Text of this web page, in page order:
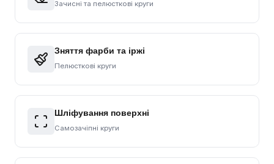
Зачисні та пелюсткові круги
Зняття фарби та іржі
Пелюсткові круги
Шліфування поверхні
Самозачіпні круги